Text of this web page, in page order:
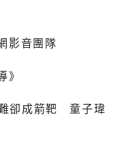
影音團隊
》
卻成箭靶 童子瑋